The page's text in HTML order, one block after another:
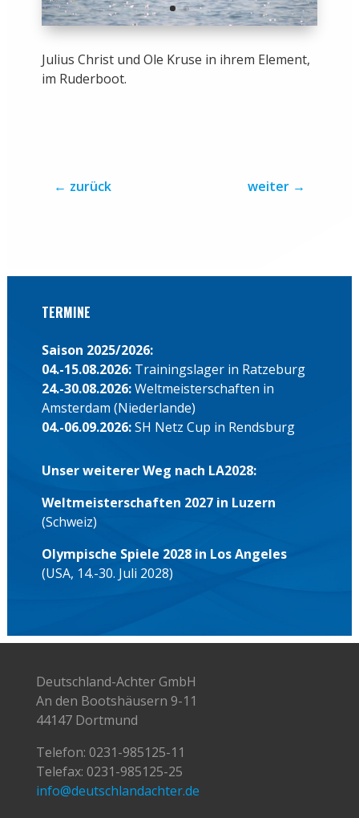
Julius Christ und Ole Kruse in ihrem Element,
im Ruderboot.
← zurück weiter →
TERMINE
Saison 2025/2026:
04.-15.08.2026: Trainingslager in Ratzeburg
24.-30.08.2026:Weltmeisterschaften in
Amsterdam (Niederlande)
04.-06.09.2026:SH Netz Cup in Rendsburg
Unser weiterer Weg nach LA2028:
Weltmeisterschaften 2027 in Luzern
(Schweiz)
Olympische Spiele 2028 in Los Angeles
(USA, 14.-30. Juli 2028)
Deutschland-Achter GmbH
An den Bootshäusern 9-11
44147 Dortmund
Telefon: 0231-985125-11
Telefax: 0231-985125-25
info@deutschlandachter.de